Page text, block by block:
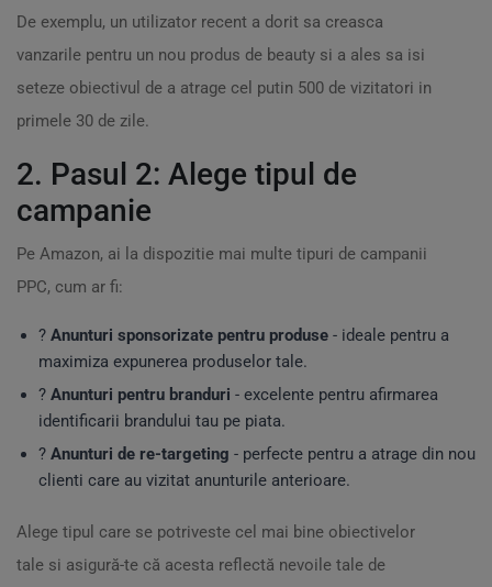
De exemplu, un utilizator recent a dorit sa creasca
vanzarile pentru un nou produs de beauty si a ales sa isi
seteze obiectivul de a atrage cel putin 500 de vizitatori in
primele 30 de zile.
2. Pasul 2: Alege tipul de
campanie
Pe Amazon, ai la dispozitie mai multe tipuri de campanii
PPC, cum ar fi:
? Anunturi sponsorizate pentru produse - ideale pentru a
maximiza expunerea produselor tale.
?️ Anunturi pentru branduri - excelente pentru afirmarea
identificarii brandului tau pe piata.
? Anunturi de re-targeting - perfecte pentru a atrage din nou
clienti care au vizitat anunturile anterioare.
Alege tipul care se potriveste cel mai bine obiectivelor
tale si asigură-te că acesta reflectă nevoile tale de